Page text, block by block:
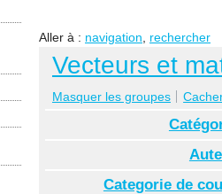
Aller à : navigation rechercher
Vecteurs et
Masquer les groupes
Categorie de